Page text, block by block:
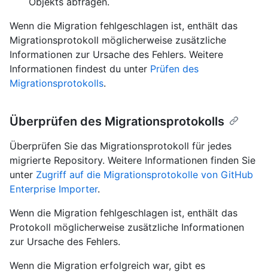
Wenn die Migration fehlgeschlagen ist, enthält das
Migrationsprotokoll möglicherweise zusätzliche
Informationen zur Ursache des Fehlers. Weitere
Informationen findest du unter Prüfen des
Migrationsprotokolls.
Überprüfen des Migrationsprotokolls
Überprüfen Sie das Migrationsprotokoll für jedes
migrierte Repository. Weitere Informationen finden Sie
unter Zugriff auf die Migrationsprotokolle von GitHub
Enterprise Importer.
Wenn die Migration fehlgeschlagen ist, enthält das
Protokoll möglicherweise zusätzliche Informationen
zur Ursache des Fehlers.
Wenn die Migration erfolgreich war, gibt es